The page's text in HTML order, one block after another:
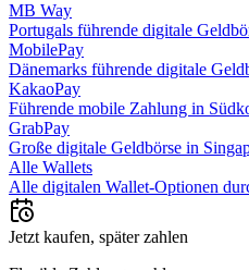
MB Way
Portugals führende digitale
MobilePay
Dänemarks führende digitale
KakaoPay
Führende mobile Zahlung in
GrabPay
Große digitale Geldbörse in
Alle Wallets
Alle digitalen Wallet-Optionen
Jetzt kaufen, später zahlen